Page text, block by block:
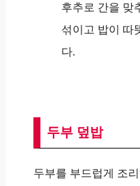
후추로 간을 맞
섞이고 밥이 따
다.
두부 덮밥
두부를 부드럽게 조